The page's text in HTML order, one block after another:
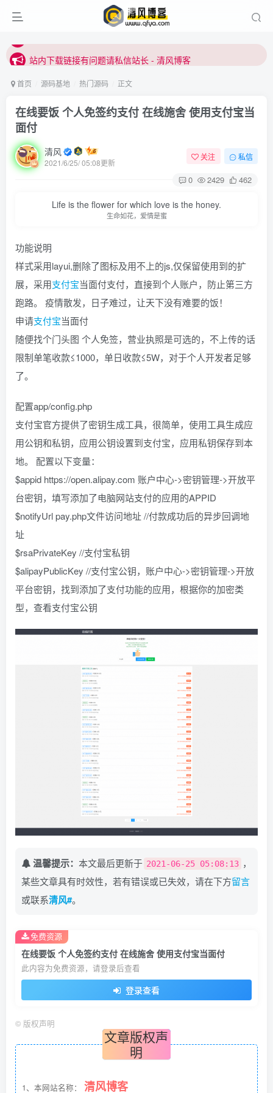
站内下载链接有问题请私信站长 - 清风博客
站内下载链接有问题请私信站长 - 清风博客
首页 源码基地 热门源码 正文
在线要饭 个人免签约支付 在线施舍 使用支付宝当
面付
清风
2021/6/25/ 05:08更新
关注 私信
0 2429 462
Life is the flower for which love is the honey.
生命如花，爱情是蜜
功能说明
样式采用layui,删除了图标及用不上的js,仅保留使用到的扩
展，采用支付宝当面付支付，直接到个人账户，防止第三方
跑路。 疫情散发，日子难过，让天下没有难要的饭！
申请支付宝当面付
随便找个门头图 个人免签，营业执照是可选的，不上传的话
限制单笔收款≤1000，单日收款≤5W，对于个人开发者足够
了。
配置app/config.php
支付宝官方提供了密钥生成工具，很简单，使用工具生成应
用公钥和私钥，应用公钥设置到支付宝，应用私钥保存到本
地。 配置以下变量：
$appid https://open.alipay.com 账户中心->密钥管理->开放平
台密钥，填写添加了电脑网站支付的应用的APPID
$notifyUrl pay.php文件访问地址 //付款成功后的异步回调地
址
$rsaPrivateKey //支付宝私钥
$alipayPublicKey //支付宝公钥，账户中心->密钥管理->开放
平台密钥，找到添加了支付功能的应用，根据你的加密类
型，查看支付宝公钥
温馨提示： 本文最后更新于 2021-06-25 05:08:13 ，
某些文章具有时效性，若有错误或已失效，请在下方留言
或联系清风#。
在线要饭 个人免签约支付 在线施舍 使用支付宝当面付
此内容为免费资源，请登录后查看
登录查看
免费资源
© 版权声明
文章版权声
明
1、本网站名称： 清风博客
没有账号？立即注册
登录密码
记住登录 找回密码|免密登录